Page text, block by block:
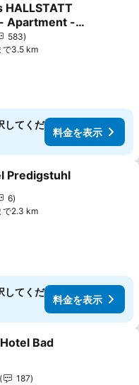
入りに追加
HALLSTATT
- Apartment -
in
583
で3.5 km
してくだ
料金を表示
入りに追加
Predigstuhl
ク
6
で2.3 km
してくだ
料金を表示
入りに追加
Bad
ク
187